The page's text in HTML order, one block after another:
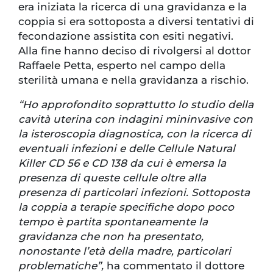
era iniziata la ricerca di una gravidanza e la
coppia si era sottoposta a diversi tentativi di
fecondazione assistita con esiti negativi.
Alla fine hanno deciso di rivolgersi al dottor
Raffaele Petta, esperto nel campo della
sterilità umana e nella gravidanza a rischio.
“Ho approfondito soprattutto lo studio della
cavità uterina con indagini mininvasive con
la isteroscopia diagnostica, con la ricerca di
eventuali infezioni e delle Cellule Natural
Killer CD 56 e CD 138 da cui è emersa la
presenza di queste cellule oltre alla
presenza di particolari infezioni. Sottoposta
la coppia a terapie specifiche dopo poco
tempo è partita spontaneamente la
gravidanza che non ha presentato,
nonostante l’età della madre, particolari
problematiche”, ha commentato il dottore